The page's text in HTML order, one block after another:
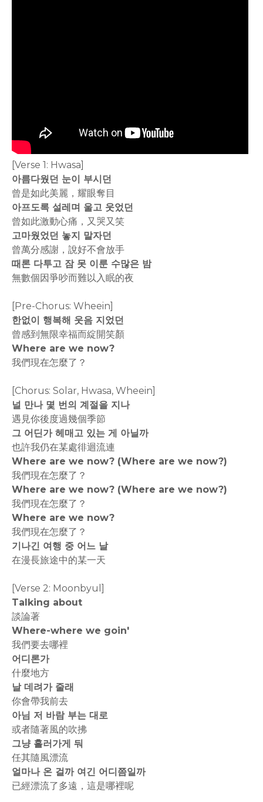
[Verse 1: Hwasa]
아름다웠던 눈이 부시던
曾是如此美麗，耀眼奪目
아프도록 설레며 울고 웃었던
曾如此激動心痛，又哭又笑
고마웠었던 놓지 말자던
曾萬分感謝，說好不會放手
때론 다투고 잠 못 이룬 수많은 밤
無數個因爭吵而難以入眠的夜
[Pre-Chorus: Wheein]
한없이 행복해 웃음 지었던
曾感到無限幸福而綻開笑顏
Where are we now?
我們現在怎麼了？
[Chorus: Solar, Hwasa, Wheein]
널 만나 몇 번의 계절을 지나
遇見你後度過幾個季節
그 어딘가 헤매고 있는 게 아닐까
也許我仍在某處徘迴流連
Where are we now? (Where are we now?)
我們現在怎麼了？
Where are we now? (Where are we now?)
我們現在怎麼了？
Where are we now?
我們現在怎麼了？
기나긴 여행 중 어느 날
在漫長旅途中的某一天
[Verse 2: Moonbyul]
Talking about
談論著
Where-where we goin'
我們要去哪裡
어디론가
什麼地方
날 데려가 줄래
你會帶我前去
아님 저 바람 부는 대로
或者隨著風的吹拂
그냥 흘러가게 둬
任其隨風漂流
얼마나 온 걸까 여긴 어디쯤일까
已經漂流了多遠，這是哪裡呢